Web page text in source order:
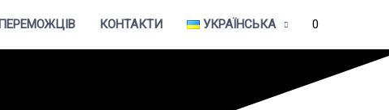
КОНТАКТИ УКРАЇНСЬКА 0